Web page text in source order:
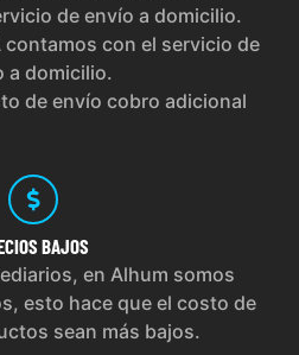
de envío a domicilio.
contamos con el servicio de
a domicilio.
de envío cobro adicional
BAJOS
en Alhum somos
esto hace que el costo de
sean más bajos.